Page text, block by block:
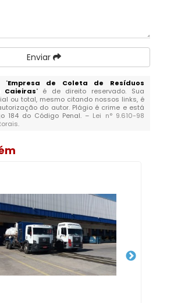
Enviar
"Empresa de Coleta de Resíduos
Caieiras" é de direito reservado. Sua
ou total, mesmo citando nossos links, é
do autor. Plágio é crime e está
184 do Código Penal. – Lei n° 9.610-98
.